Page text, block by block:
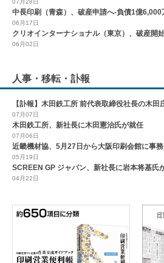
07月28日
中長印刷（青森）、破産申請へ-負債1億6,000
06月17日
クリオインターナショナル（東京）、破産開
06月02日
人事・移転・訃報
【訃報】木田鉄工所 前代表取締役社長の木田
07月07日
木田鉄工所、新社長に木田憲治氏が就任
07月06日
近畿機材協、5月27日から大阪印刷会館に事
05月19日
SCREEN GP ジャパン、新社長に岩本将基氏
04月22日